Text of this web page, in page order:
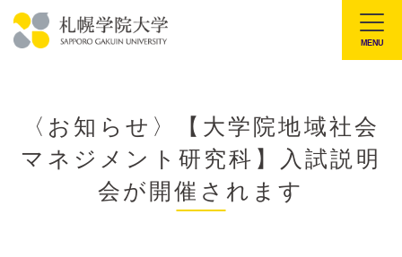
文
大
MENU
〈お知らせ〉【大学院地域社会
マネジメント研究科】入試説明
会が開催されます